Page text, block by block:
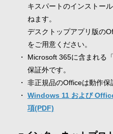
キスパートのインストー
ねます。
デスクトップアプリ版の
をご用意ください。
Microsoft 365に含まれる
保証外です。
非正規品のOfficeは動作保
Windows 11 および
項(PDF)